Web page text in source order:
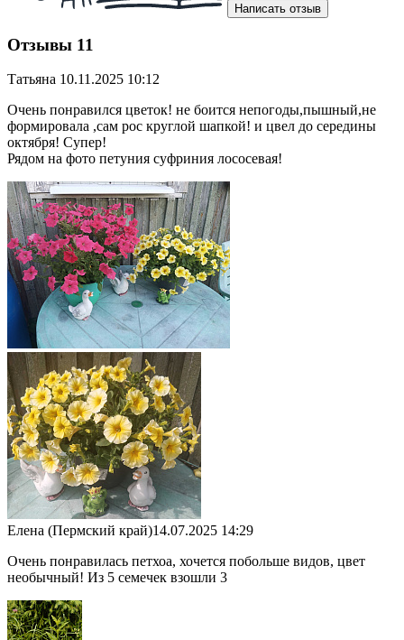
Написать отзыв
Отзывы 11
Татьяна 10.11.2025 10:12
Очень понравился цветок! не боится непогоды,пышный,не
формировала ,сам рос круглой шапкой! и цвел до середины
октября! Супер!
Рядом на фото петуния суфриния лососевая!
Елена (Пермский край)14.07.2025 14:29
Очень понравилась петхоа, хочется побольше видов, цвет
необычный! Из 5 семечек взошли 3